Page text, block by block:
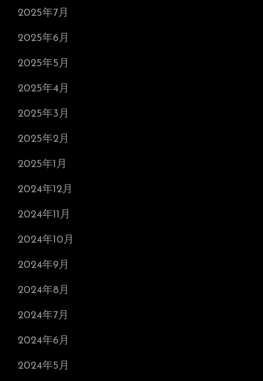
2025年7月
2025年6月
2025年5月
2025年4月
2025年3月
2025年2月
2025年1月
2024年12月
2024年11月
2024年10月
2024年9月
2024年8月
2024年7月
2024年6月
2024年5月